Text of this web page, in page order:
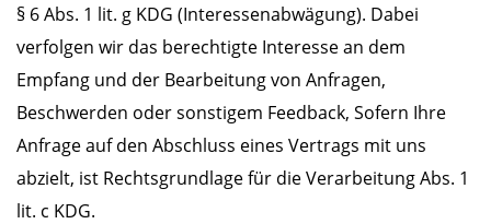
§ 6 Abs. 1 lit. g KDG (Interessenabwägung). Dabei
verfolgen wir das berechtigte Interesse an dem
Empfang und der Bearbeitung von Anfragen,
Beschwerden oder sonstigem Feedback, Sofern Ihre
Anfrage auf den Abschluss eines Vertrags mit uns
abzielt, ist Rechtsgrundlage für die Verarbeitung Abs. 1
lit. c KDG.